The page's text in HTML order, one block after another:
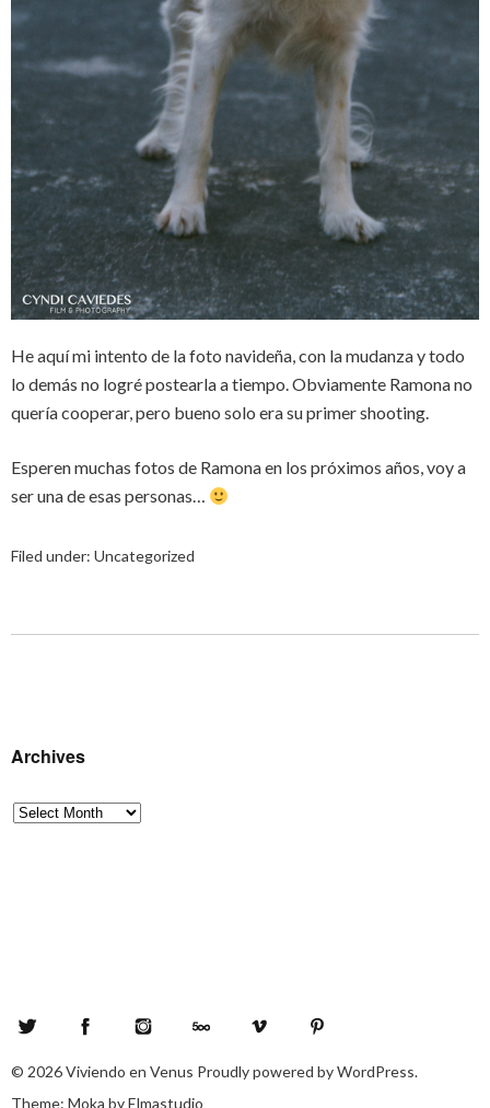
He aquí mi intento de la foto navideña, con la mudanza y todo
lo demás no logré postearla a tiempo. Obviamente Ramona no
quería cooperar, pero bueno solo era su primer shooting.
Esperen muchas fotos de Ramona en los próximos años, voy a
ser una de esas personas…
Filed under: Uncategorized
Archives
Archives
© 2026Viviendo en Venus Proudly powered byWordPress.
Theme: Moka byElmastudio